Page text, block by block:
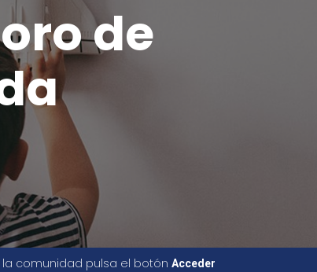
de
la comunidad pulsa el botón Acceder